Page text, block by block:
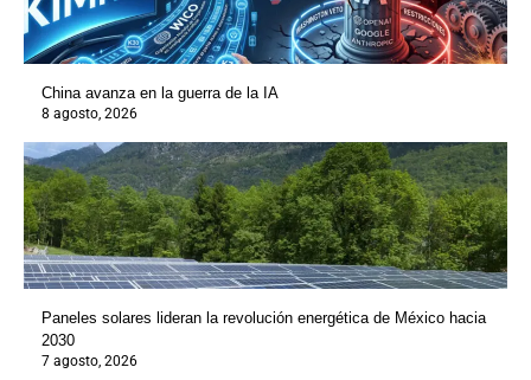
China avanza en la guerra de la IA
8 agosto, 2026
Paneles solares lideran la revolución energética de México hacia
2030
7 agosto, 2026